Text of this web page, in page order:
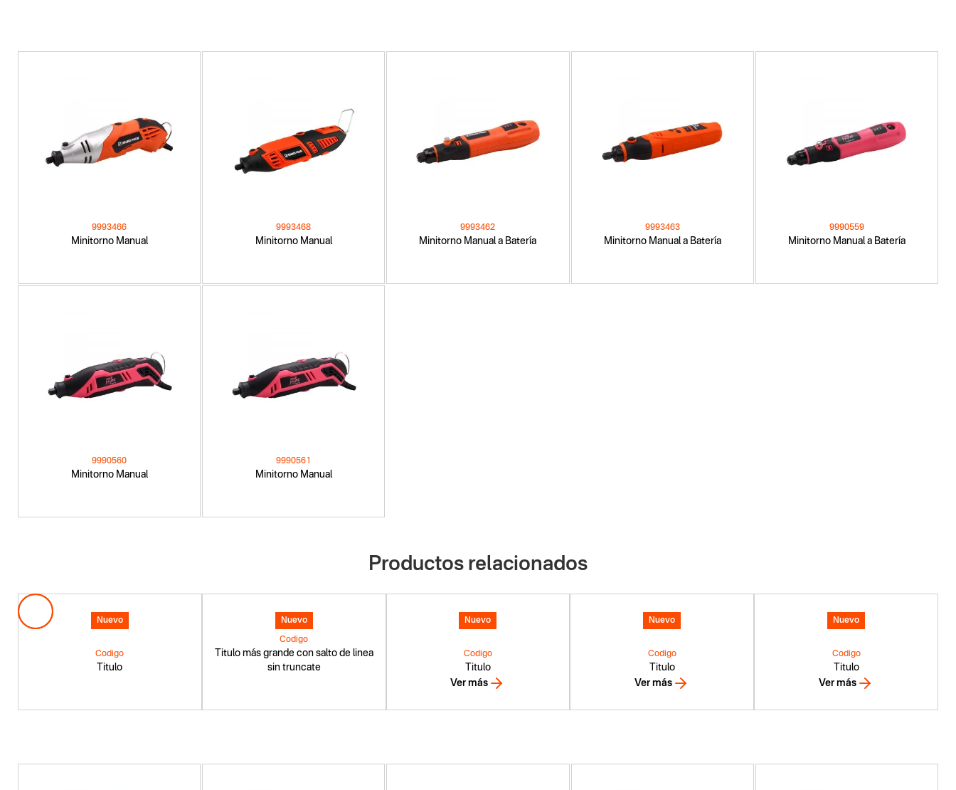
Minitorno Manual
9993466
Minitorno Manual
9993468
Minitorno Manual a Batería
9993462
Minitorno Manual a Batería
9993463
Minitorno Manual a Batería
9990559
Minitorno Manual
9990560
Minitorno Manual
9990561
Productos relacionados
Nuevo
Titulo
Codigo
Nuevo
Titulo más grande con salto de linea
sin truncate
Codigo
Nuevo
Titulo
Codigo
Ver más
Nuevo
Titulo
Codigo
Ver más
Nuevo
Titulo
Codigo
Ver más